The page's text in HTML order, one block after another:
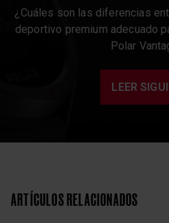
¿Cuáles son las diferencias
deportivo premium adecuado
Polar
LEER
ARTÍCULOS RELACIONADOS